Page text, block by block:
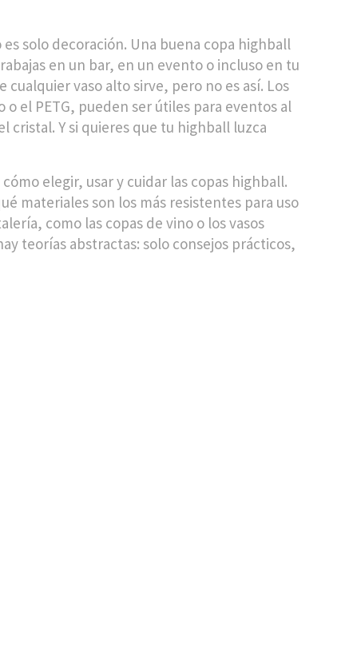
solo decoración. Una buena copa highball
en un bar, en un evento o incluso en tu
vaso alto sirve, pero no es así. Los
el PETG, pueden ser útiles para eventos al
cristal. Y si quieres que tu highball luzca
elegir, usar y cuidar las copas highball.
materiales son los más resistentes para uso
como las copas de vino o los vasos
teorías abstractas: solo consejos prácticos,